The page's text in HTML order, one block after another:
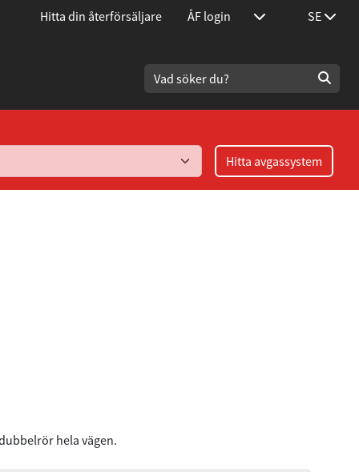
Hitta din återförsäljare ÅF login SE
Hitta avgassystem